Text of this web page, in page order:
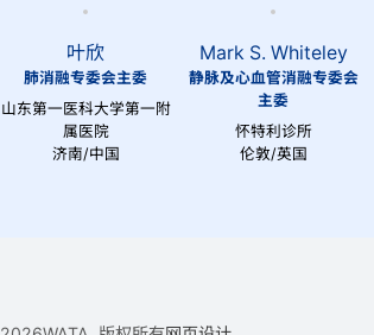
叶欣
肺消融专委会主委
山东第一医科大学第一附
属医院
济南/中国
Mark S. Whiteley
静脉及心血管消融专委会
主委
怀特利诊所
伦敦/英国